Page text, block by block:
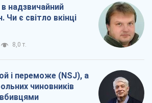
в надзвичайний
Чи є світло вкінці
8,0 т.
і переможе (NSJ), а
чиновників